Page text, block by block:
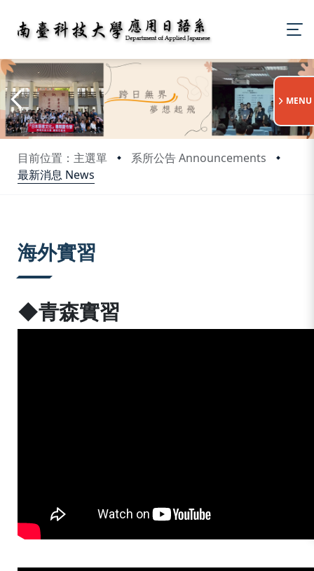
目前位置：主選單
系所公告 Announcements
最新消息 News
:::
MENU
海外實習
◆青森實習